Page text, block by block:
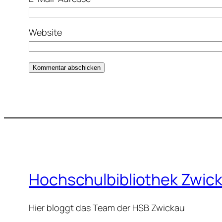
Website
Hochschulbibliothek
Hier bloggt das Team der HSB Zwickau